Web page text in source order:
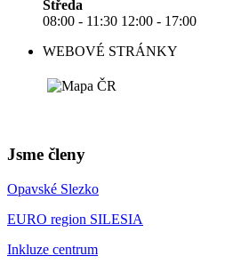
Středa
08:00 - 11:30 12:00 - 17:00
WEBOVÉ STRÁNKY
Jsme členy
Opavské Slezko
EURO region SILESIA
Inkluze centrum